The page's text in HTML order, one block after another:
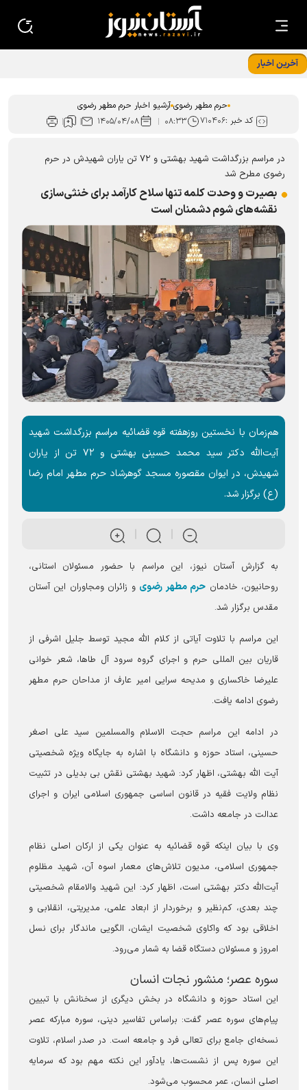
آخرین اخبار
حرم مطهر رضوی آرشیو اخبار حرم مطهر رضوی
کد خبر :۷۱۰۴۰۶ ۰۸:۳۳ ۱۴۰۵/۰۴/۰۸
در مراسم بزرگداشت شهید بهشتی و ۷۲ تن یاران شهیدش در حرم
رضوی مطرح شد
بصیرت و وحدت کلمه تنها سلاح کارآمد برای خنثی‌سازی
نقشه‌های شوم دشمنان است
هم‌زمان با نخستین روزهفته قوه قضائیه مراسم بزرگداشت شهید
آیت‌الله دکتر سید محمد حسینی بهشتی و ۷۲ تن از یاران
شهیدش، در ایوان مقصوره مسجد گوهرشاد حرم مطهر امام رضا
(ع) برگزار شد.
به گزارش آستان نیوز، این مراسم با حضور مسئولان استانی،
روحانیون، خادمان حرم مطهر رضوی و زائران و‌مجاوران این آستان
مقدس برگزار شد.
این مراسم با تلاوت آیاتی از کلام الله مجید توسط جلیل اشرفی از
قاریان بین المللی حرم و اجرای گروه سرود آل طا‌ها، شعر خوانی
علیرضا خاکساری و مدیحه سرایی امیر عارف از مداحان حرم مطهر
رضوی ادامه یافت.
در ادامه این مراسم حجت الاسلام والمسلمین سید علی اصغر
حسینی، استاد حوزه و دانشگاه با اشاره به جایگاه ویژه شخصیتی
آیت الله بهشتی، اظهار کرد: شهید بهشتی نقش بی بدیلی در تثبیت
نظام ولایت فقیه در قانون اساسی جمهوری اسلامی ایران و اجرای
عدالت در جامعه داشت.
وی با بیان اینکه قوه قضائیه به عنوان یکی از ارکان اصلی نظام
جمهوری اسلامی، مدیون تلاش‌های معمار اسوه آن، شهید مظلوم
آیت‌الله دکتر بهشتی است، اظهار کرد: این شهید والامقام شخصیتی
چند بعدی، کم‌نظیر و برخوردار از ابعاد علمی، مدیریتی، انقلابی و
اخلاقی بود که واکاوی شخصیت ایشان، الگویی ماندگار برای نسل
امروز و مسئولان دستگاه قضا به شمار می‌رود.
سوره عصر؛ منشور نجات انسان
این استاد حوزه و دانشگاه در بخش دیگری از سخنانش با تبیین
پیام‌های سوره عصر گفت: براساس تفاسیر دینی، سوره مبارکه عصر
نسخه‌ای جامع برای تعالی فرد و جامعه است. در صدر اسلام، تلاوت
این سوره پس از نشست‌ها، یادآور این نکته مهم بود که سرمایه
اصلی انسان، عمر محسوب می‌شود.